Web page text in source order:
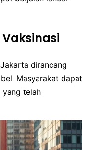
dirancang
Masyarakat dapat
yang telah